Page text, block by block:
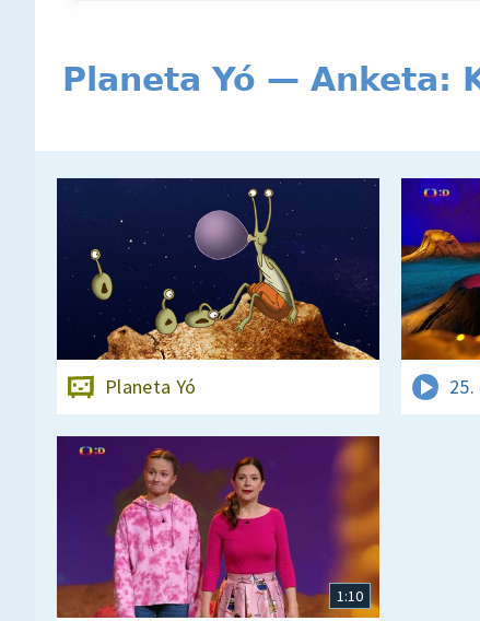
Planeta Yó — Anketa:
Planeta Yó 25.
1:10